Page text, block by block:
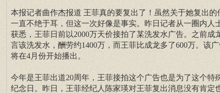
本报记者曲作杰报道 王菲真的要复出了！虽然关于她复出的
一直不绝于耳，但这一次好像是事实。昨日记者从一圈内人
获悉，王菲日前以2000万天价接拍了某洗发水广告。之前成
言该洗发水，酬劳约1400万，而王菲比成龙多了600万。该
将在4月份开始播出。
今年是王菲出道20周年，王菲接拍这个广告也是为了这个特
纪念日。昨日，王菲经纪人陈家瑛对王菲复出消息没有肯定